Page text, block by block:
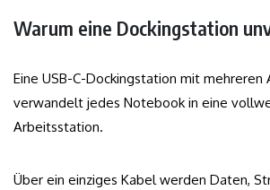
Warum eine Dockingstation
Eine USB-C-Dockingstation mit mehreren
verwandelt jedes Notebook in eine
Arbeitsstation.
Über ein einziges Kabel werden Daten,